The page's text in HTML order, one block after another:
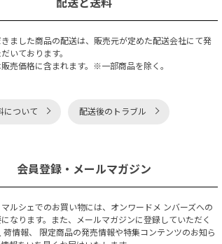
配送と送料
きました商品の配送は、販売元が定めた配送会社にて発
いております。
売価格に含まれます。※一部商品を除く。
について 配送後のトラブル
会員登録・メールマガジン
ルシェでのお買い物には、オンワードメ ンバーズへの
なります。また、メールマガジンに登録していただく
荷情報、 限定商品の発売情報や特集コンテンツのお知ら